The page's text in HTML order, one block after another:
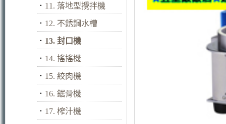
． 11. 落地型攪拌機
． 12. 不銹鋼水槽
． 13. 封口機
． 14. 搖搖機
． 15. 絞肉機
． 16. 鋸骨機
． 17. 榨汁機